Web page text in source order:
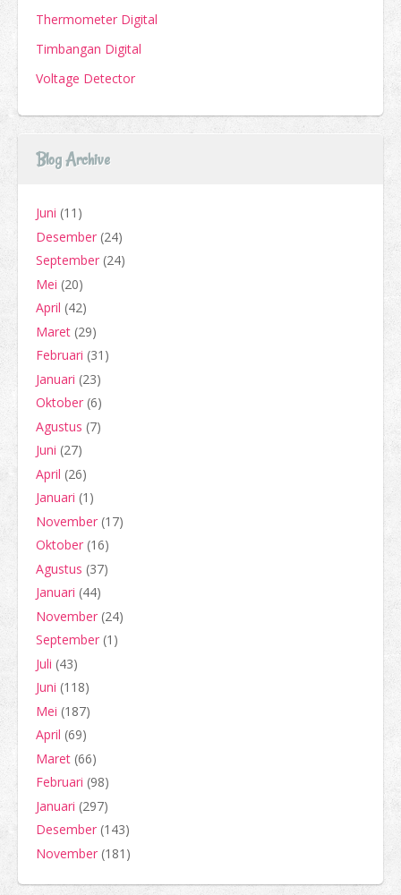
Thermometer Digital
Timbangan Digital
Voltage Detector
Blog Archive
Juni (11)
Desember (24)
September (24)
Mei (20)
April (42)
Maret (29)
Februari (31)
Januari (23)
Oktober (6)
Agustus (7)
Juni (27)
April (26)
Januari (1)
November (17)
Oktober (16)
Agustus (37)
Januari (44)
November (24)
September (1)
Juli (43)
Juni (118)
Mei (187)
April (69)
Maret (66)
Februari (98)
Januari (297)
Desember (143)
November (181)